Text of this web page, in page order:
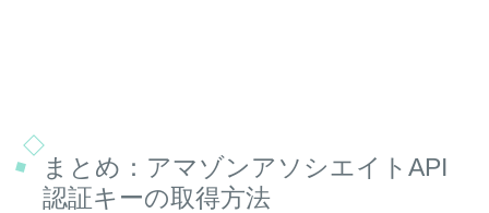
まとめ：アマゾンアソシエイトAPI
認証キーの取得方法